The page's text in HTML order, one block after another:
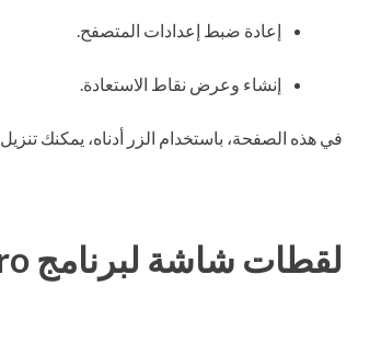
إعادة ضبط إعدادات المتصفح.
إنشاء وعرض نقاط الاستعادة.
في هذه الصفحة، باستخدام الزر أدناه، يمكنك تنزيل IObit Uninstaller Pro عبر التورنت مجانًا.
لقطات شاشة لبرنامج IObit Uninstaller Pro